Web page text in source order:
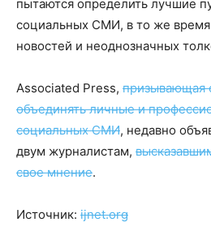
пытаются определить лучшие
социальных СМИ, в то же время
новостей и неоднозначных
Associated Press, призывающая
объединять личные и
социальных СМИ, недавно
двум журналистам,
свое мнение.
Источник: ijnet.org